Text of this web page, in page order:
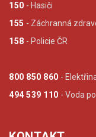
150 - Hasiči
155 - Záchranná
158 - Policie ČR
800 850 860 -
494 539 110 - Voda